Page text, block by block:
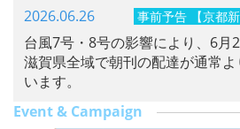
2026.06.26 事前予告 【京都新
台風7号・8号の影響により、6月
滋賀県全域で朝刊の配達が通常
います。
Event & Campaign